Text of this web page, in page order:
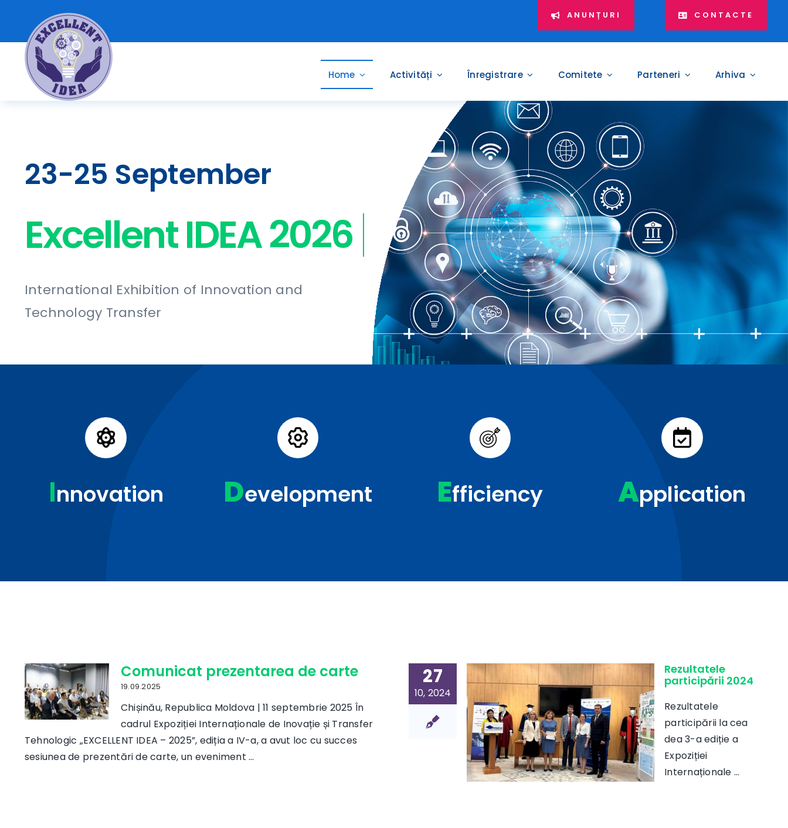
content
ANUNȚURI CONTACTE
Home Activități Înregistrare Comitete Parteneri Arhiva
23-25 September
International Exhibition of Innovation and
Technology Transfer
Innovation Development Efficiency Application
Comunicat prezentarea de carte
19.09.2025
Chișinău, Republica Moldova | 11 septembrie 2025 În
cadrul Expoziției Internaționale de Inovație și Transfer
Tehnologic „EXCELLENT IDEA – 2025”, ediția a IV-a, a avut loc cu succes
sesiunea de prezentări de carte, un eveniment ...
27
10, 2024
Rezultatele
participării 2024
Rezultatele
participării la cea
dea 3-a ediție a
Expoziției
Internaționale ...